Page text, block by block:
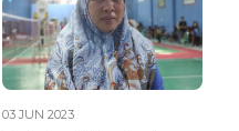
03 JUN 2023